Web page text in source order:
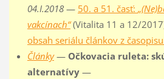
04.I.2018— 50. a 51. časť:
vakcínach“(Vitalita 11 a 12/
obsah seriálu článkov z
Články— Očkovacia ruleta:
alternatívy—